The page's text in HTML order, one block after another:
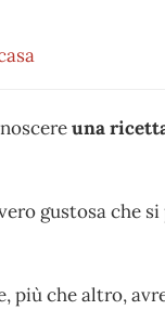
una
gustosa che si
più che altro,